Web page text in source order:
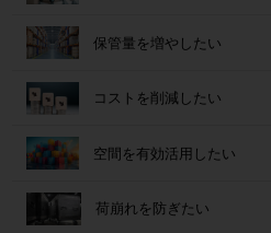
保管量を増やしたい
コストを削減したい
空間を有効活用したい
荷崩れを防ぎたい